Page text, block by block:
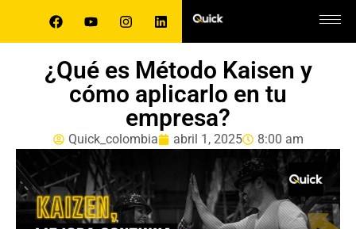
¿Qué es Método Kaisen y
cómo aplicarlo en tu
empresa?
Quick_colombia abril 1, 2025 8:00 am